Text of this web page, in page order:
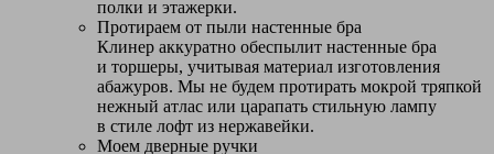
полки и этажерки.
Протираем от пыли настенные бра
Клинер аккуратно обеспылит настенные бра
и торшеры, учитывая материал изготовления
абажуров. Мы не будем протирать мокрой тряпкой
нежный атлас или царапать стильную лампу
в стиле лофт из нержавейки.
Моем дверные ручки